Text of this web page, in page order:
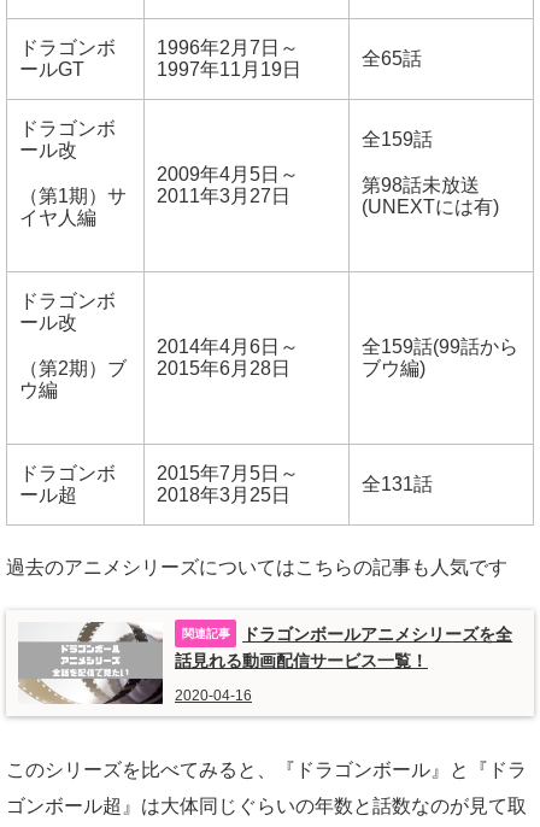
ドラゴンボ
ールGT
1996年2月7日～
1997年11月19日
全65話
ドラゴンボ
ール改
（第1期）サ
イヤ人編
2009年4月5日～
2011年3月27日
全159話
第98話未放送
(UNEXTには有)
ドラゴンボ
ール改
（第2期）ブ
ウ編
2014年4月6日～
2015年6月28日
全159話(99話から
ブウ編)
ドラゴンボ
ール超
2015年7月5日～
2018年3月25日
全131話
過去のアニメシリーズについてはこちらの記事も人気です
ドラゴンボールアニメシリーズを全
話見れる動画配信サービス一覧！
2020-04-16
このシリーズを比べてみると、『ドラゴンボール』と『ドラ
ゴンボール超』は大体同じぐらいの年数と話数なのが見て取